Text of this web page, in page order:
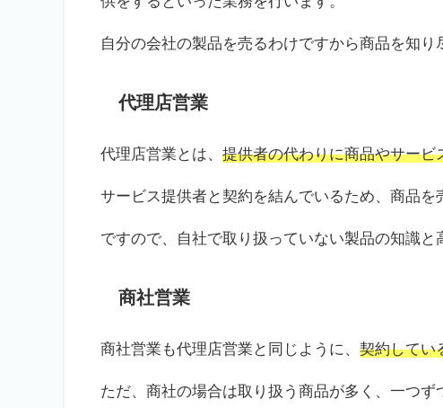
自分の会社の製品を売るわけですから商品を知
代理店営業
代理店営業とは、 提供者の代わりに商品やサービ
サービス提供者と契約を結んでいるため、商品
ですので、自社で取り扱っていない製品の知識と
商社営業
商社営業も代理店営業と同じように、 契約してい
ただ、商社の場合は取り扱う商品が多く、一つ